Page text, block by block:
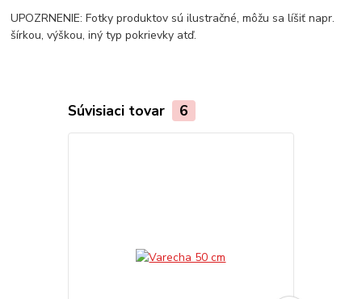
UPOZRNENIE: Fotky produktov sú ilustračné, môžu sa líšiť napr.
šírkou, výškou, iný typ pokrievky atď.
Súvisiaci tovar 6